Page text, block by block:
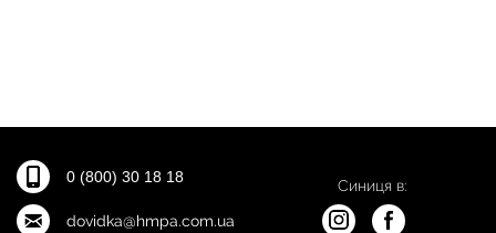
0 (800) 30 18 18
dovidka@hmpa.com.ua
Синиця в: